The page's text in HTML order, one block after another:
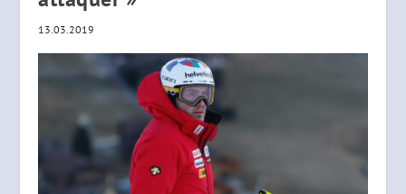
13.03.2019